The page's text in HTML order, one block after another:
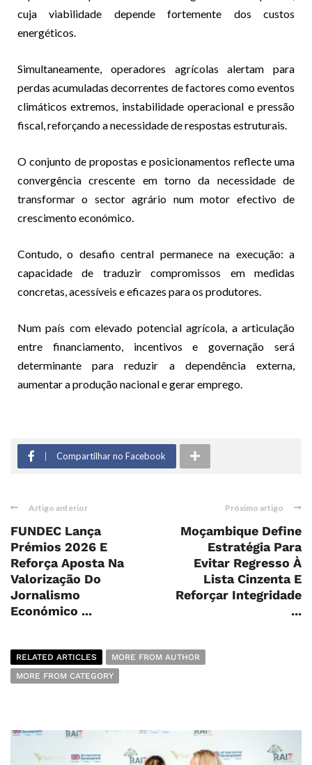
cuja viabilidade depende fortemente dos custos
energéticos.
Simultaneamente, operadores agrícolas alertam para
perdas acumuladas decorrentes de factores como eventos
climáticos extremos, instabilidade operacional e pressão
fiscal, reforçando a necessidade de respostas estruturais.
O conjunto de propostas e posicionamentos reflecte uma
convergência crescente em torno da necessidade de
transformar o sector agrário num motor efectivo de
crescimento económico.
Contudo, o desafio central permanece na execução: a
capacidade de traduzir compromissos em medidas
concretas, acessíveis e eficazes para os produtores.
Num país com elevado potencial agrícola, a articulação
entre financiamento, incentivos e governação será
determinante para reduzir a dependência externa,
aumentar a produção nacional e gerar emprego.
Compartilhar no Facebook
Artigo anterior
FUNDEC Lança
Prémios 2026 E
Reforça Aposta Na
Valorização Do
Jornalismo
Económico ...
Próximo artigo
Moçambique Define
Estratégia Para
Evitar Regresso À
Lista Cinzenta E
Reforçar Integridade
...
RELATED ARTICLES
MORE FROM AUTHOR
MORE FROM CATEGORY